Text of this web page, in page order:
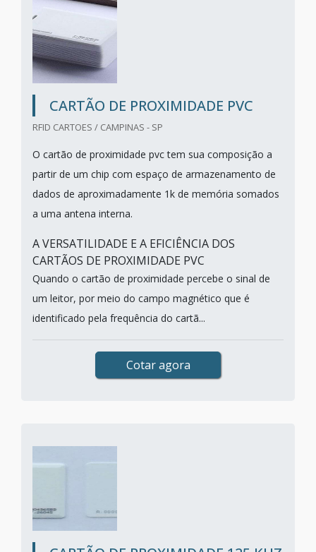
CARTÃO DE PROXIMIDADE PVC
RFID CARTOES / CAMPINAS - SP
O cartão de proximidade pvc tem sua composição a
partir de um chip com espaço de armazenamento de
dados de aproximadamente 1k de memória somados
a uma antena interna.
A VERSATILIDADE E A EFICIÊNCIA DOS
CARTÃOS DE PROXIMIDADE PVC
Quando o cartão de proximidade percebe o sinal de
um leitor, por meio do campo magnético que é
identificado pela frequência do cartã...
Cotar agora